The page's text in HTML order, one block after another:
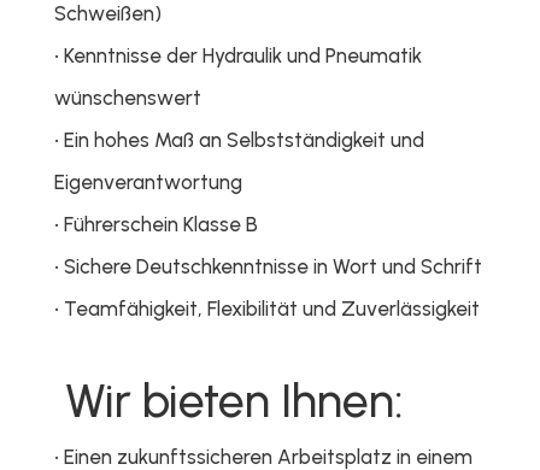
Schweißen)
• Kenntnisse der Hydraulik und Pneumatik
wünschenswert
• Ein hohes Maß an Selbstständigkeit und
Eigenverantwortung
• Führerschein Klasse B
• Sichere Deutschkenntnisse in Wort und Schrift
• Teamfähigkeit, Flexibilität und Zuverlässigkeit
Wir bieten Ihnen:
• Einen zukunftssicheren Arbeitsplatz in einem